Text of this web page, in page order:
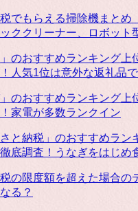
でもらえる掃除機まとめ
ククリーナー、ロボット
」のおすすめランキング上
人気1位は意外な返礼品
」のおすすめランキング上
家電が多数ランクイン
さと納税」のおすすめラン
底調査！うなぎをはじめ
の限度額を超えた場合の
る？